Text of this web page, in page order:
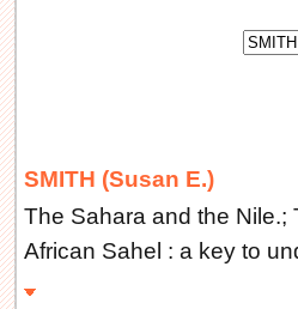
SMITH (Susan E.)
The Sahara and the
African Sahel : a key to